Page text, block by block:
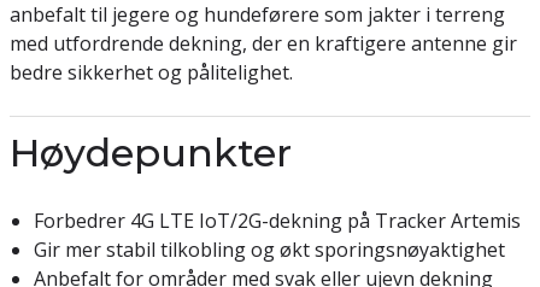
anbefalt til jegere og hundeførere som jakter i terreng
med utfordrende dekning, der en kraftigere antenne gir
bedre sikkerhet og pålitelighet.
Høydepunkter
Forbedrer 4G LTE IoT/2G-dekning på Tracker Artemis
Gir mer stabil tilkobling og økt sporingsnøyaktighet
Anbefalt for områder med svak eller ujevn dekning